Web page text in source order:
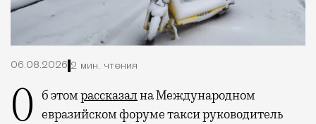
06.08.2026 2 мин. чтения
Об этомрассказална Международном
евразийском форуме такси руководитель